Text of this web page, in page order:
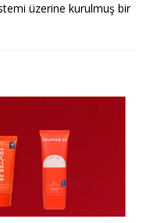
üzerine kurulmuş bir